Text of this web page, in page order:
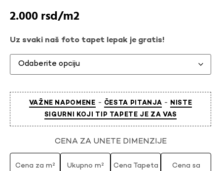
2.000rsd
Uz svaki naš foto tapet lepak je gratis!
VAŽNE NAPOMENE - ČESTA PITANJA - NISTE
SIGURNI KOJI TIP TAPETE JE ZA VAS
CENA ZA UNETE DIMENZIJE
Cena za m² Ukupno m² Cena Tapeta
Cena sa